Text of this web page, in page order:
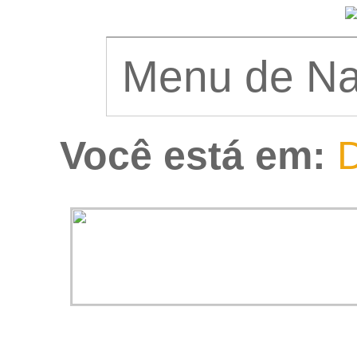
Você está em: